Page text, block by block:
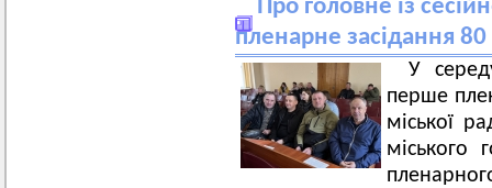
Про головне із
пленарне засідання 80
У
перше
міської
міського